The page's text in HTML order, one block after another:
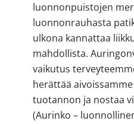
luonnonpuistojen
luonnonrauhasta
ulkona kannattaa
mahdollista.
vaikutus
herättää
tuotannon ja nostaa
(Aurinko –